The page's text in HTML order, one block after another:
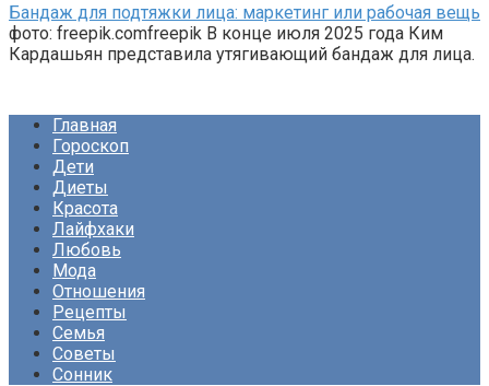
Бандаж для подтяжки лица: маркетинг или рабочая вещь
фото: freepik.comfreepik В конце июля 2025 года Ким
Кардашьян представила утягивающий бандаж для лица.
Главная
Гороскоп
Дети
Диеты
Красота
Лайфхаки
Любовь
Мода
Отношения
Рецепты
Семья
Советы
Сонник